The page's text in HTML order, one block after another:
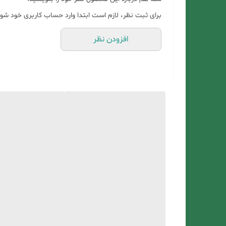
برای ثبت نظر، لازم است ابتدا وارد حساب کاربری خود
افزودن نظر